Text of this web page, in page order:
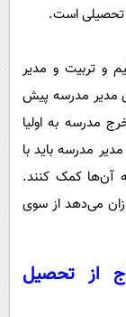
تحصیلی است.
و تربیت و مدیر
مدیر مدرسه پیش
مدرسه به اولیا
مدرسه باید با
آن‌ها کمک کنند.
می‌دهد از سوی
از تحصیل